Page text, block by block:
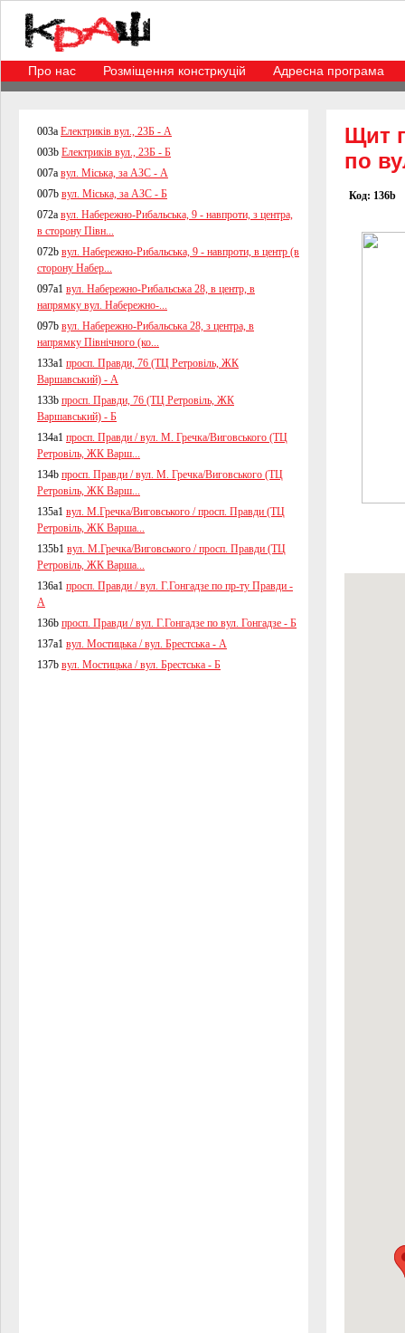
Про нас Розміщення констркуцій Адресна програма
003a Електриків вул., 23Б - А
003b Електриків вул., 23Б - Б
007a вул. Міська, за АЗС - А
007b вул. Міська, за АЗС - Б
072a вул. Набережно-Рибальська, 9 - навпроти, з центра,
в сторону Півн...
072b вул. Набережно-Рибальська, 9 - навпроти, в центр (в
сторону Набер...
097a1 вул. Набережно-Рибальська 28, в центр, в
напрямку вул. Набережно-...
097b вул. Набережно-Рибальська 28, з центра, в
напрямку Північного (ко...
133a1 просп. Правди, 76 (ТЦ Ретровіль, ЖК
Варшавський) - А
133b просп. Правди, 76 (ТЦ Ретровіль, ЖК
Варшавський) - Б
134a1 просп. Правди / вул. М. Гречка/Виговського (ТЦ
Ретровіль, ЖК Варш...
134b просп. Правди / вул. М. Гречка/Виговського (ТЦ
Ретровіль, ЖК Варш...
135a1 вул. М.Гречка/Виговського / просп. Правди (ТЦ
Ретровіль, ЖК Варша...
135b1 вул. М.Гречка/Виговського / просп. Правди (ТЦ
Ретровіль, ЖК Варша...
136a1 просп. Правди / вул. Г.Гонгадзе по пр-ту Правди -
А
136b просп. Правди / вул. Г.Гонгадзе по вул. Гонгадзе - Б
137a1 вул. Мостицька / вул. Брестська - А
137b вул. Мостицька / вул. Брестська - Б
Щит
по
Код: 136b